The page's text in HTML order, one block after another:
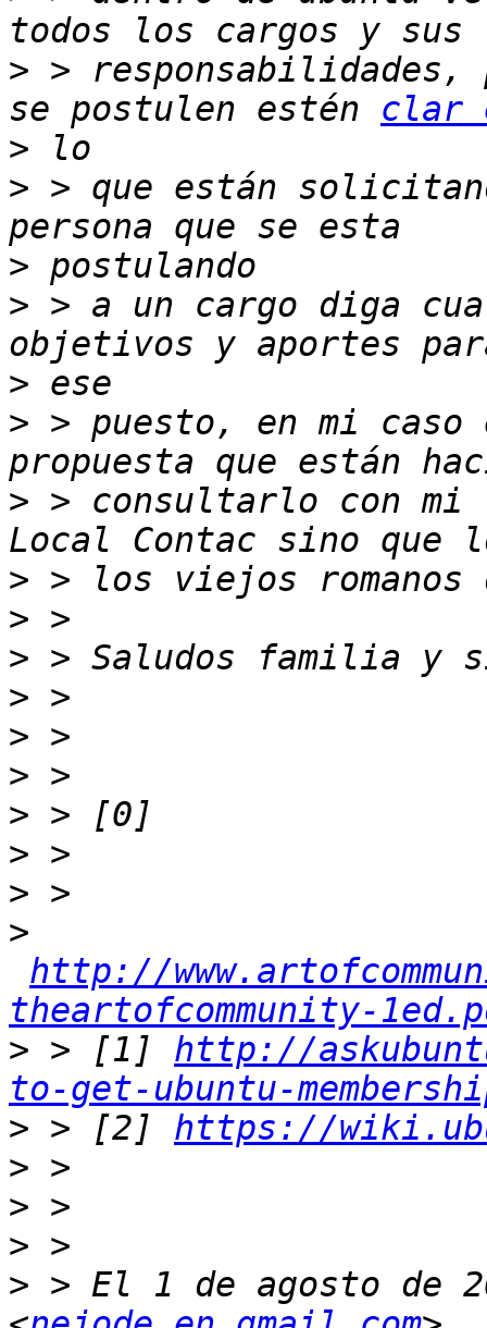
> > responsabilidades,
se postulen estén clar
>
> > que están
>
> > a un cargo diga
>
> > puesto, en mi
> > consultarlo con
>
>
>
>
>
>
>
>
>
>
http://
theartofcommunity-
> > [1] http://
to-get-ubuntu-
> > [2] https://
>
>
>
> > El 1 de agosto de